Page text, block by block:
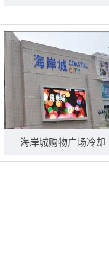
海岸城购物广场冷却